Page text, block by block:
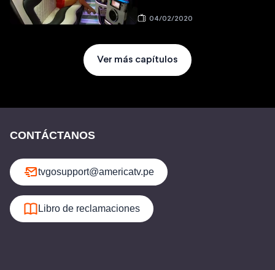
04/02/2020
Ver más capítulos
CONTÁCTANOS
tvgosupport@americatv.pe
Libro de reclamaciones